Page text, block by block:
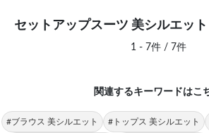
セットアップスーツ 美シルエッ
1 - 7件 / 7件
関連するキーワードはこ
#ブラウス 美シルエット #トップス 美シルエット